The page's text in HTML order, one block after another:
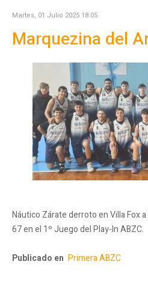
Martes, 01 Julio 2025 18:05
Marquezina del
Náutico Zárate derroto en Villa Fox
67 en el 1º Juego del Play-In ABZC.
Publicado en Primera ABZC